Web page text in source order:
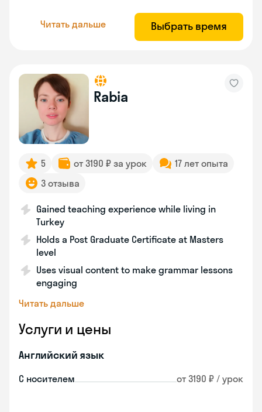
Читать дальше Выбрать время
Rabia
5 от 3190 ₽ за урок
17 лет опыта
3 отзыва
Gained teaching experience while living in
Turkey
Holds a Post Graduate Certificate at Masters
level
Uses visual content to make grammar lessons
engaging
Читать дальше
Услуги и цены
Английский язык
С носителем от 3190 ₽ / урок